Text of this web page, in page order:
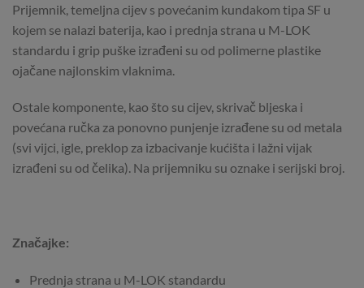
Prijemnik, temeljna cijev s povećanim kundakom tipa SF u
kojem se nalazi baterija, kao i prednja strana u M-LOK
standardu i grip puške izrađeni su od polimerne plastike
ojačane najlonskim vlaknima.
Ostale komponente, kao što su cijev, skrivač bljeska i
povećana ručka za ponovno punjenje izrađene su od metala
(svi vijci, igle, preklop za izbacivanje kućišta i lažni vijak
izrađeni su od čelika). Na prijemniku su oznake i serijski broj.
Značajke:
Prednja strana u M-LOK standardu